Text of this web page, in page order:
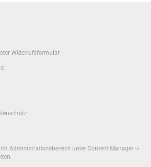
Widerrufsformular
im Administrationsbereich unter Content Manager ->